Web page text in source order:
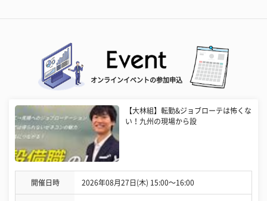
オンラインイベントの参加申込
【大林組】転勤&ジョブローテは怖くな
い！九州の現場から設
開催日時 2026年08月27日(木) 15:00〜16:00